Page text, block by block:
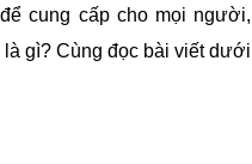
cung cấp cho mọi người,
là gì? Cùng đọc bài viết dưới